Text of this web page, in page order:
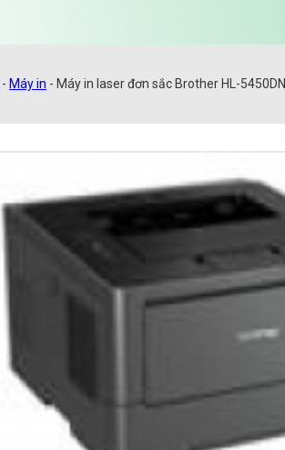
- Máy in - Máy in laser đơn sắc Brother HL-5450DN